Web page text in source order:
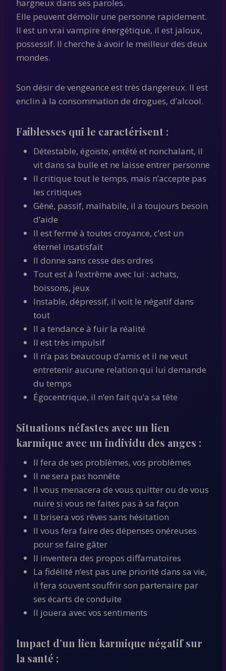
hargneux dans ses paroles.
Elle peuvent démolir une personne rapidement.
Il est un vrai vampire énergétique, il est jaloux,
possessif. Il cherche à avoir le meilleur des deux
mondes.
Son désir de vengeance est très dangereux. Il est
enclin à la consommation de drogues, d’alcool.
Faiblesses qui le caractérisent :
Détestable, égoïste, entêté et nonchalant, il
vit dans sa bulle et ne laisse entrer personne
Il critique tout le temps, mais n’accepte pas
les critiques
Gêné, passif, malhabile, il a toujours besoin
d’aide
Il est fermé à toutes croyance, c’est un
éternel insatisfait
Il donne sans cesse des ordres
Tout est à l’extrême avec lui : achats,
boissons, jeux
Instable, dépressif, il voit le négatif dans
tout
Il a tendance à fuir la réalité
Il est très impulsif
Il n’a pas beaucoup d’amis et il ne veut
entretenir aucune relation qui lui demande
du temps
Égocentrique, il n’en fait qu’a sa tête
Situations néfastes avec un lien
karmique avec un individu des anges :
Il fera de ses problèmes, vos problèmes
Il ne sera pas honnête
Il vous menacera de vous quitter ou de vous
nuire si vous ne faites pas à sa façon
Il brisera vos rêves sans hésitation
Il vous fera faire des dépenses onéreuses
pour se faire gâter
Il inventera des propos diffamatoires
La fidélité n’est pas une priorité dans sa vie,
il fera souvent souffrir son partenaire par
ses écarts de conduite
Il jouera avec vos sentiments
Impact d’un lien karmique négatif sur
la santé :